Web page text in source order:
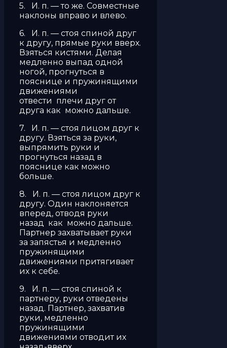
5. И. п. — то же. Совместные
наклоны вправо и влево.
6. И. п. — стоя спиной друг
к другу, прямые руки вверх.
Взяться кистями. Делая
медленно выпад од­ной
ногой, прогнуться в
пояснице и пружинящими
движениями
отвести плечи друг от
друга как можно дальше.
7. И. п. — стоя лицом друг к
другу. Взяться за руки,
выпрямить руки и
прогнуться назад в
пояснице как можно
больше.
8. И. п. — стоя лицом друг к
другу. Один наклоняется
вперед, отводя руки
назад как можно дальше.
Партнер захватывает руки
за запястья и медленно
пружинящими
движениями притягивает
их к себе.
9. И. п. — стоя спиной к
партнеру, руки отведены
назад. Партнер, захватив
руки, медленно
пружинящими
движениями отводит их